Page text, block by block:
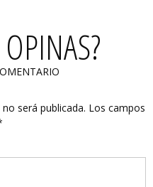
será publicada. Los campos